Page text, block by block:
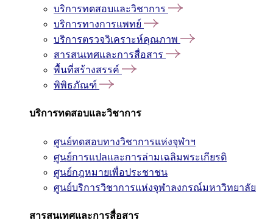
บริการทดสอบและวิชาการ
บริการทางการแพทย์
บริการตรวจวิเคราะห์คุณภาพ
สารสนเทศและการสื่อสาร
พื้นที่สร้างสรรค์
พิพิธภัณฑ์
บริการทดสอบและวิชาการ
ศูนย์ทดสอบทางวิชาการแห่งจุฬาฯ
ศูนย์การแปลและการล่ามเฉลิมพระเกียรติ
ศูนย์กฎหมายเพื่อประชาชน
ศูนย์บริการวิชาการแห่งจุฬาลงกรณ์มหาวิทยาลัย
สารสนเทศและการสื่อสาร